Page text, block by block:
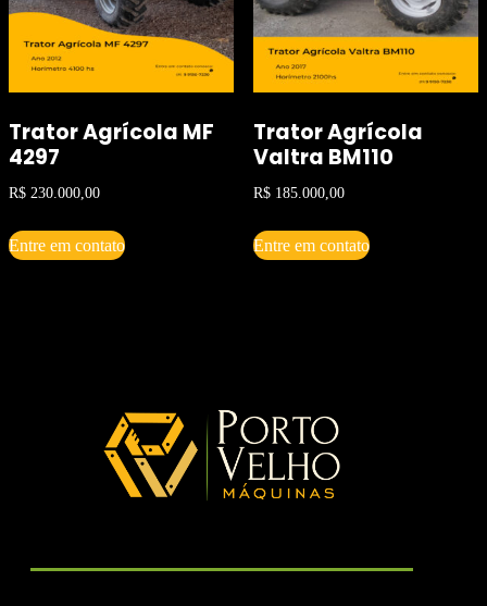
Trator Agrícola MF
4297
R$ 230.000,00
Entre em contato
Trator Agrícola
Valtra BM110
R$185.000,00
Entre em contato